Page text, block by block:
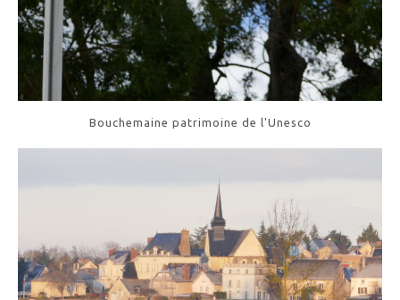
Bouchemaine patrimoine de l'Unesco